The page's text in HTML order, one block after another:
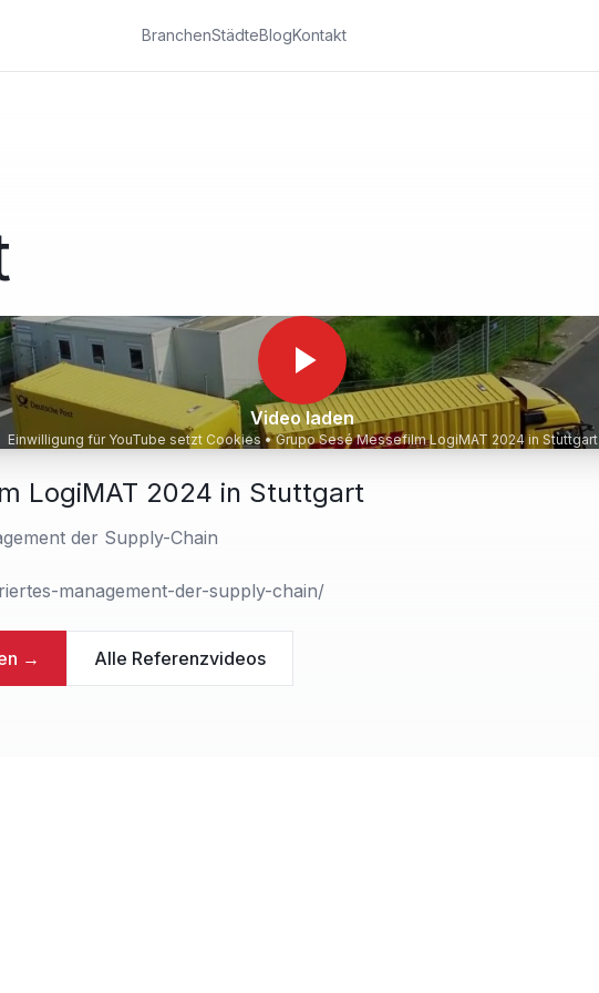
BranchenStädteBlogKontakt
Video laden
Einwilligung für YouTube setzt Cookies •Grupo Sesé Messefilm LogiMAT 2024 in Stuttgart
LogiMAT 2024 in Stuttgart
der Supply-Chain
management-der-supply-chain/
→ Alle Referenzvideos